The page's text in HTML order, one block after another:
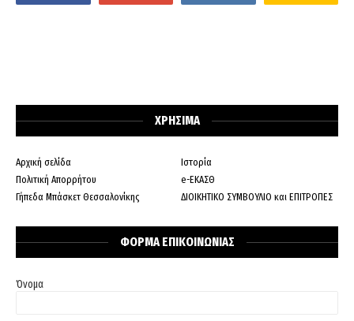
ΧΡΗΣΙΜΑ
Αρχική σελίδα
Ιστορία
Πολιτική Απορρήτου
e-ΕΚΑΣΘ
Γήπεδα Μπάσκετ Θεσσαλονίκης
ΔΙΟΙΚΗΤΙΚΟ ΣΥΜΒΟΥΛΙΟ και ΕΠΙΤΡΟΠΕΣ
ΦΟΡΜΑ ΕΠΙΚΟΙΝΩΝΙΑΣ
Όνομα